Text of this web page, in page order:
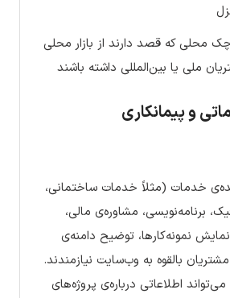
محلی که قصد دارند از بازار محلی
ملی یا بین‌المللی داشته باشند
و پیمانکاری
خدمات (مثلاً خدمات ساختمانی،
برنامه‌نویسی، مشاوره‌ی مالی،
نمونه‌کارها، توضیح دامنه‌ی
بالقوه به وب‌سایت نیازمندند.
اطلاعاتی درباره‌ی پروژه‌های